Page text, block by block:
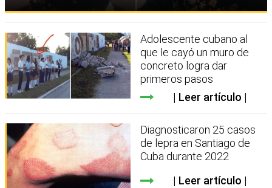
Adolescente cubano al
que le cayó un muro de
concreto logra dar
primeros pasos
Leer artículo
Diagnosticaron 25 casos
de lepra en Santiago de
Cuba durante 2022
Leer artículo